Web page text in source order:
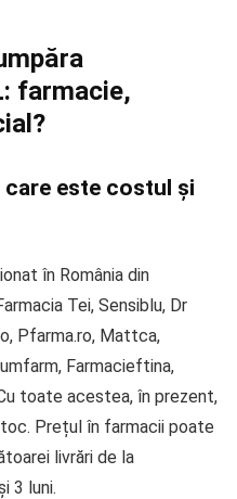
farmacie,
este costul și
în România din
Tei, Sensiblu, Dr
Pfarma.ro, Mattca,
Farmacieftina,
toate acestea, în prezent,
Prețul în farmacii poate
livrări de la
3 luni.